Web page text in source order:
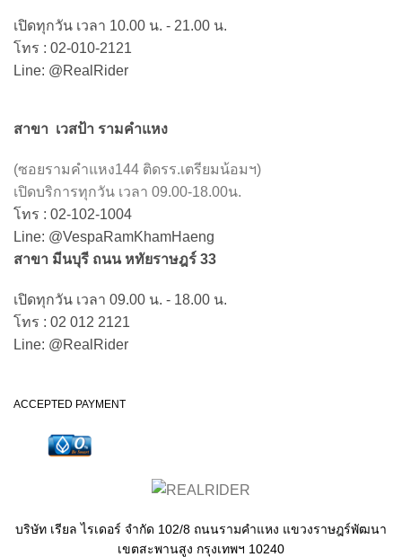
เปิดทุกวัน เวลา 10.00 น. - 21.00 น.
โทร : 02-010-2121
Line: @RealRider
สาขา เวสป้า รามคำแหง
(ซอยรามคำแหง144 ติดรร.เตรียมน้อมฯ)
เปิดบริการทุกวัน เวลา 09.00-18.00น.
โทร : 02-102-1004
Line: @VespaRamKhamHaeng
สาขา มีนบุรี ถนน หทัยราษฎร์ 33
เปิดทุกวัน เวลา 09.00 น. - 18.00 น.
โทร : 02 012 2121
Line: @RealRider
ACCEPTED PAYMENT
บริษัท เรียล ไรเดอร์ จำกัด 102/8 ถนนรามคำแหง แขวงราษฎร์พัฒนา
เขตสะพานสูง กรุงเทพฯ 10240